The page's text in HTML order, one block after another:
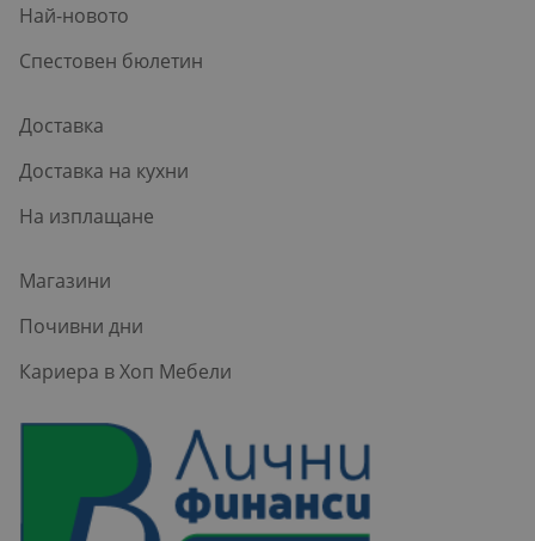
Най-новото
Спестовен бюлетин
Доставка
Доставка на кухни
На изплащане
Магазини
Почивни дни
Кариера в Хоп Мебели